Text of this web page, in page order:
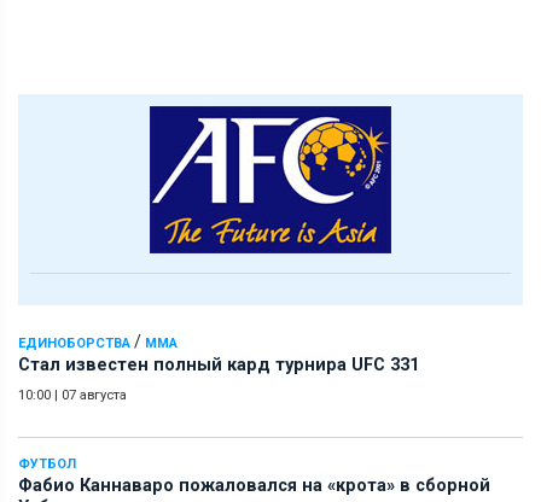
ЕДИНОБОРСТВА / ММА
Стал известен полный кард турнира UFC 331
10:00 | 07 августа
ФУТБОЛ
Фабио Каннаваро пожаловался на «крота» в сборной